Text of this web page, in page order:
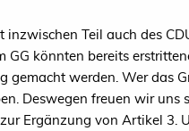
inzwischen Teil auch des
GG könnten bereits
gemacht werden. Wer das
Deswegen freuen wir
Ergänzung von Artikel 3.